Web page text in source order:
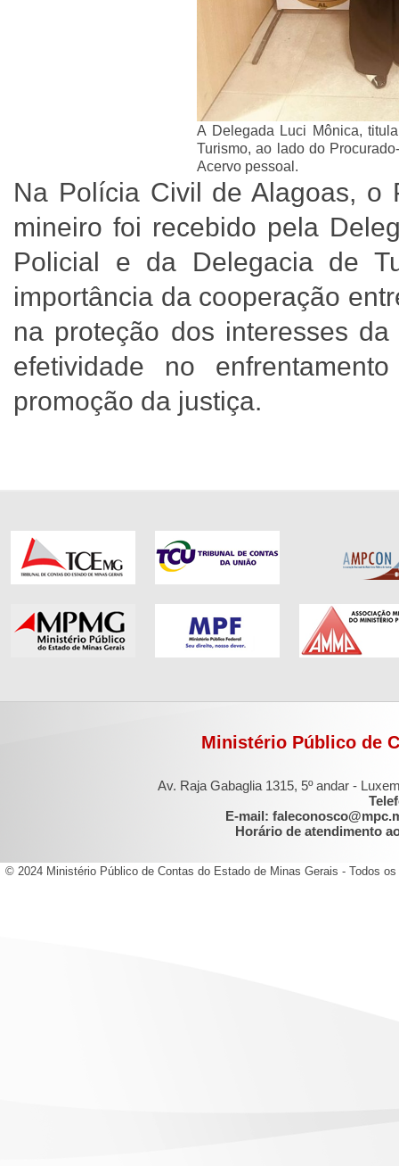
A Delegada Luci Mônica,
Turismo, ao lado do
Acervo pessoal.
Na Polícia Civil de Alagoas, o
mineiro foi recebido pela
Policial e da Delegacia de
importância da cooperação
na proteção dos interesses
efetividade no
promoção da justiça.
Ministério Público de
Av. Raja Gabaglia 1315, 5º andar -
E-mail:
Horário de atendimento
© 2024 Ministério Público de Contas do Estado de Minas Gerais - Todos